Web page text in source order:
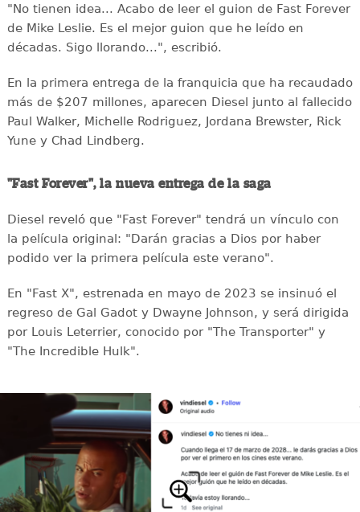
"No tienen idea... Acabo de leer el guion de Fast Forever
de Mike Leslie. Es el mejor guion que he leído en
décadas. Sigo llorando...", escribió.
En la primera entrega de la franquicia que ha recaudado
más de $207 millones, aparecen Diesel junto al fallecido
Paul Walker, Michelle Rodriguez, Jordana Brewster, Rick
Yune y Chad Lindberg.
"Fast Forever", la nueva entrega de la saga
Diesel reveló que "Fast Forever" tendrá un vínculo con
la película original: "Darán gracias a Dios por haber
podido ver la primera película este verano".
En "Fast X", estrenada en mayo de 2023 se insinuó el
regreso de Gal Gadot y Dwayne Johnson, y será dirigida
por Louis Leterrier, conocido por "The Transporter" y
"The Incredible Hulk".